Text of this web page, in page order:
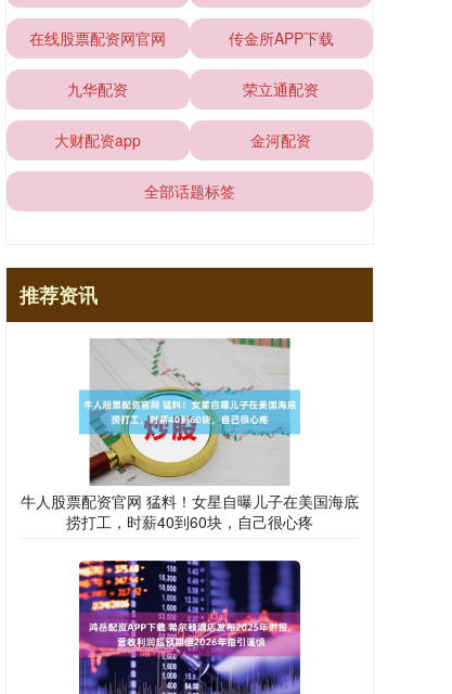
在线股票配资网官网 传金所APP下载
九华配资 荣立通配资
大财配资app 金河配资
全部话题标签
推荐资讯
牛人股票配资官网 猛料！女星自曝儿子在美国海底
捞打工，时薪40到60块，自己很心疼